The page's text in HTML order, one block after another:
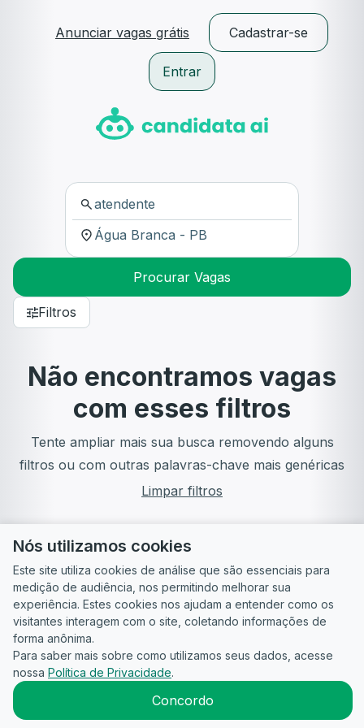
Anunciar vagas grátis Cadastrar-se
Entrar
Procurar Vagas
Filtros
Não encontramos vagas
com esses filtros
Tente ampliar mais sua busca removendo alguns
filtros ou com outras palavras-chave mais genéricas
Limpar filtros
Guia do
Candidato
Para
empresas
Política de
Privacidade
Termos
2026CandidataAI
Nós utilizamos cookies
Este site utiliza cookies de análise que são essenciais para
medição de audiência, nos permitindo melhorar sua
experiência. Estes cookies nos ajudam a entender como os
visitantes interagem com o site, coletando informações de
forma anônima.
Para saber mais sobre como utilizamos seus dados, acesse
nossa Política de Privacidade.
Concordo